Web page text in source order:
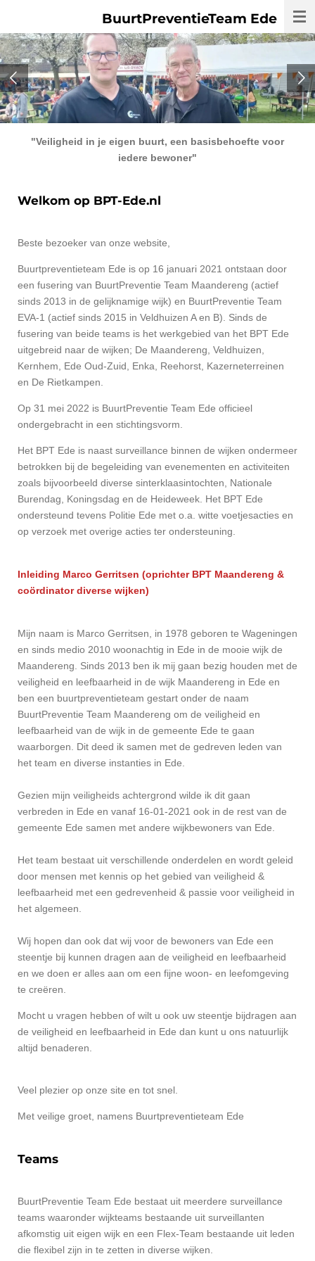
naar
de
hoofdinhoud
BuurtPreventieTeam Ede
"Veiligheid in je eigen buurt, een basisbehoefte voor
iedere bewoner"
Welkom op BPT-Ede.nl
Beste bezoeker van onze website,
Buurtpreventieteam Ede is op 16 januari 2021 ontstaan door
een fusering van BuurtPreventie Team Maandereng (actief
sinds 2013 in de gelijknamige wijk) en BuurtPreventie Team
EVA-1 (actief sinds 2015 in Veldhuizen A en B). Sinds de
fusering van beide teams is het werkgebied van het BPT Ede
uitgebreid naar de wijken; De Maandereng, Veldhuizen,
Kernhem, Ede Oud-Zuid, Enka, Reehorst, Kazerneterreinen
en De Rietkampen.
Op 31 mei 2022 is BuurtPreventie Team Ede officieel
ondergebracht in een stichtingsvorm.
Het BPT Ede is naast surveillance binnen de wijken ondermeer
betrokken bij de begeleiding van evenementen en activiteiten
zoals bijvoorbeeld diverse sinterklaasintochten, Nationale
Burendag, Koningsdag en de Heideweek. Het BPT Ede
ondersteund tevens Politie Ede met o.a. witte voetjesacties en
op verzoek met overige acties ter ondersteuning.
Inleiding Marco Gerritsen (oprichter BPT Maandereng &
coördinator diverse wijken)
Mijn naam is Marco Gerritsen, in 1978 geboren te Wageningen
en sinds medio 2010 woonachtig in Ede in de mooie wijk de
Maandereng. Sinds 2013 ben ik mij gaan bezig houden met de
veiligheid en leefbaarheid in de wijk Maandereng in Ede en
ben een buurtpreventieteam gestart onder de naam
BuurtPreventie Team Maandereng om de veiligheid en
leefbaarheid van de wijk in de gemeente Ede te gaan
waarborgen. Dit deed ik samen met de gedreven leden van
het team en diverse instanties in Ede.
Gezien mijn veiligheids achtergrond wilde ik dit gaan
verbreden in Ede en vanaf 16-01-2021 ook in de rest van de
gemeente Ede samen met andere wijkbewoners van Ede.
Het team bestaat uit verschillende onderdelen en wordt geleid
door mensen met kennis op het gebied van veiligheid &
leefbaarheid met een gedrevenheid & passie voor veiligheid in
het algemeen.
Wij hopen dan ook dat wij voor de bewoners van Ede een
steentje bij kunnen dragen aan de veiligheid en leefbaarheid
en we doen er alles aan om een fijne woon- en leefomgeving
te creëren.
Mocht u vragen hebben of wilt u ook uw steentje bijdragen aan
de veiligheid en leefbaarheid in Ede dan kunt u ons natuurlijk
altijd benaderen.
Veel plezier op onze site en tot snel.
Met veilige groet, namens Buurtpreventieteam Ede
Teams
BuurtPreventie Team Ede bestaat uit meerdere surveillance
teams waaronder wijkteams bestaande uit surveillanten
afkomstig uit eigen wijk en een Flex-Team bestaande uit leden
die flexibel zijn in te zetten in diverse wijken.